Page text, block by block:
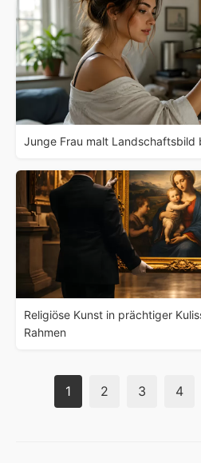
Junge Frau malt Landschaftsbild
Religiöse Kunst in prächtiger
Rahmen
1 2 3 4